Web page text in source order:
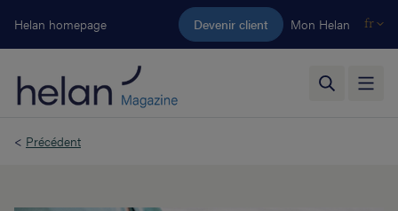
Aller au contenu principal
Helan homepage Devenir client Mon Helan fr
< Précédent